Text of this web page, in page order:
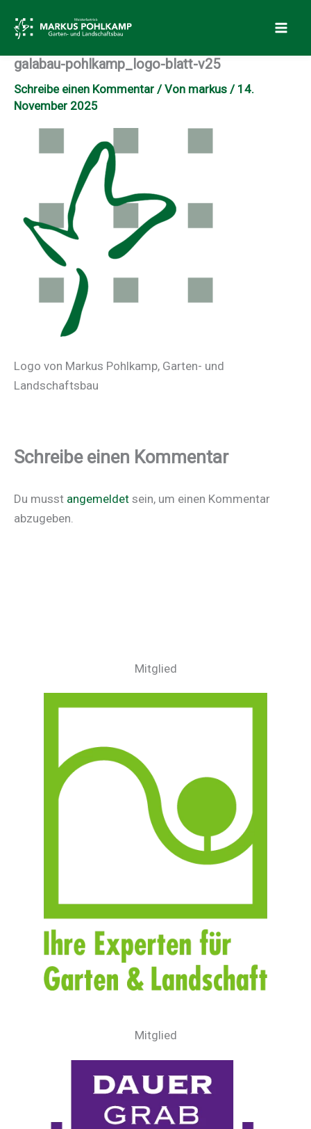
Inhalt
galabau-pohlkamp_logo-blatt-v25
Schreibe einen Kommentar / Von markus / 14.
November 2025
Logo von Markus Pohlkamp, Garten- und
Landschaftsbau
Schreibe einen Kommentar
Du musst angemeldet sein, um einen Kommentar
abzugeben.
Mitglied
Mitglied